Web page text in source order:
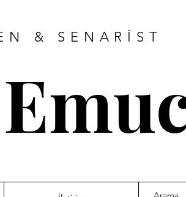
& SENARİST